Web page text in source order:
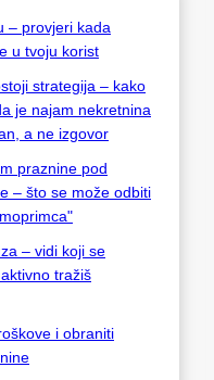
– provjeri kada
u tvoju korist
strategija – kako
je najam nekretnina
a ne izgovor
praznine pod
– što se može odbiti
– vidi koji se
tražiš
i obraniti